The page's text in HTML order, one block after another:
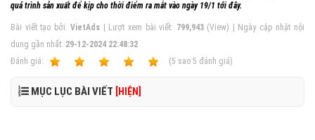
quá trình sản xuất để kịp cho thời điểm ra mắt vào ngày 19/1 tới đây.
Bài viết tạo bởi:VietAds | Lượt xem bài viết: 799,943(View) | Ngày cập nhật nội
dung gần nhất: 29-12-2024 22:48:32
Ðánh giá:
(5 sao 5 đánh giá)
MỤC LỤC BÀI VIẾT [HIỆN]